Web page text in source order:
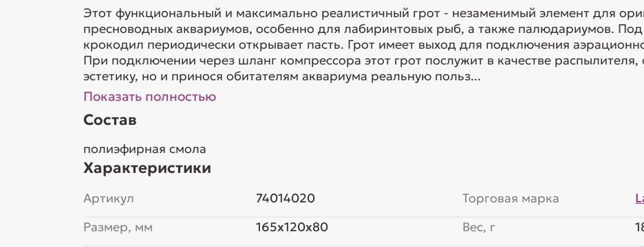
Этот функциональный и максимально реалистичный грот - незаменимый элемент для
пресноводных аквариумов, особенно для лабиринтовых рыб, а также палюдариумов.
крокодил периодически открывает пасть. Грот имеет выход для подключения
При подключении через шланг компрессора этот грот послужит в качестве
эстетику, но и принося обитателям аквариума реальную польз...
Показать полностью
Состав
полиэфирная смола
Характеристики
Артикул
74014020
Размер, мм
165x120x80
Торговая марка
Вес, г